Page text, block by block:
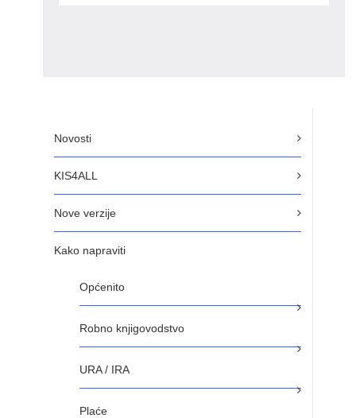
Novosti
KIS4ALL
Nove verzije
Kako napraviti
Općenito
Robno knjigovodstvo
URA / IRA
Plaće